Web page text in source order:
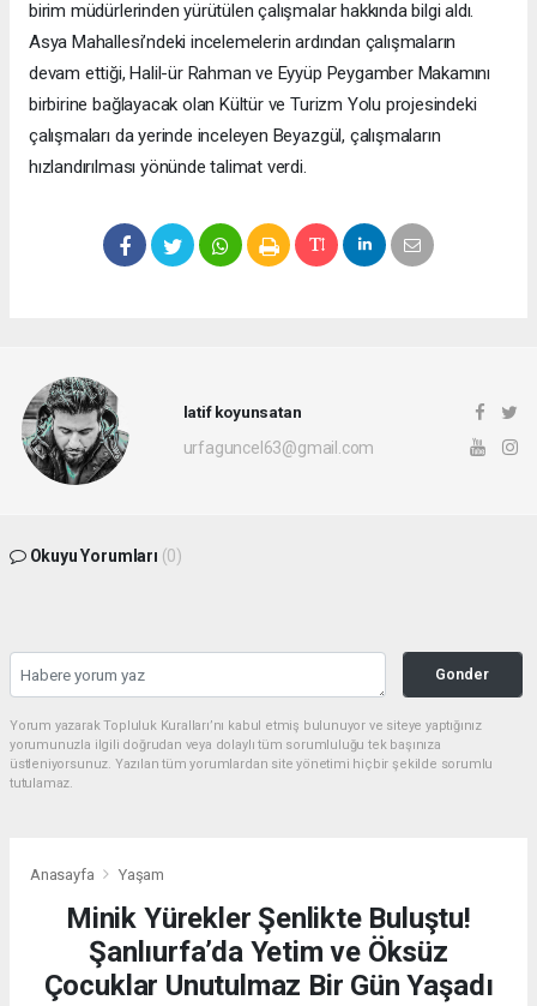
birim müdürlerinden yürütülen çalışmalar hakkında bilgi aldı.
Asya Mahallesi’ndeki incelemelerin ardından çalışmaların
devam ettiği, Halil-ür Rahman ve Eyyüp Peygamber Makamını
birbirine bağlayacak olan Kültür ve Turizm Yolu projesindeki
çalışmaları da yerinde inceleyen Beyazgül, çalışmaların
hızlandırılması yönünde talimat verdi.
latif koyunsatan
urfaguncel63@gmail.com
Okuyu Yorumları (0)
Gonder
Yorum yazarak Topluluk Kuralları’nı kabul etmiş bulunuyor ve siteye yaptığınız
yorumunuzla ilgili doğrudan veya dolaylı tüm sorumluluğu tek başınıza
üstleniyorsunuz. Yazılan tüm yorumlardan site yönetimi hiçbir şekilde sorumlu
tutulamaz.
Anasayfa Yaşam
Minik Yürekler Şenlikte Buluştu!
Şanlıurfa’da Yetim ve Öksüz
Çocuklar Unutulmaz Bir Gün Yaşadı